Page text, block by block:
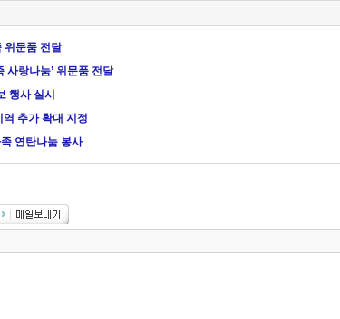
위문품 전달
사랑나눔’ 위문품 전달
행사 실시
추가 확대 지정
연탄나눔 봉사